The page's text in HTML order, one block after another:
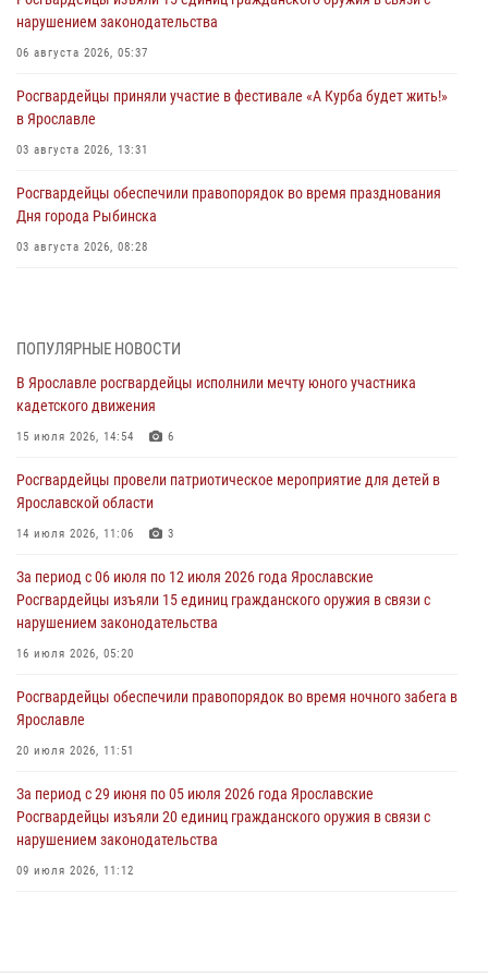
нарушением законодательства
06 августа 2026, 05:37
Росгвардейцы приняли участие в фестивале «А Курба будет жить!»
в Ярославле
03 августа 2026, 13:31
Росгвардейцы обеспечили правопорядок во время празднования
Дня города Рыбинска
03 августа 2026, 08:28
03 августа 2026, 07:24
Ярославские росгвардейцы за прошедшую неделю совершили
более 300 выездов по сигналам «тревога»
03 августа 2026, 07:09
Росгвардейцы оказали помощь беременной женщине во время
празднования Дня ВДВ в Ярославле
03 августа 2026, 06:20
За период с 20 июля по 26 июля 2026 года Ярославские
Росгвардейцы изъяли 41 единицу гражданского оружия в связи с
нарушением законодательства
30 июля 2026, 11:51
В региональном управлении Росгвардии состоялся молебен,
приуроченный к празднику Крещения Руси
28 июля 2026, 14:56
ПОПУЛЯРНЫЕ НОВОСТИ
В Ярославле росгвардейцы исполнили мечту юного участника
кадетского движения
15 июля 2026, 14:54 6
Росгвардейцы провели патриотическое мероприятие для детей в
Ярославской области
14 июля 2026, 11:06 3
За период с 06 июля по 12 июля 2026 года Ярославские
Росгвардейцы изъяли 15 единиц гражданского оружия в связи с
нарушением законодательства
16 июля 2026, 05:20
Росгвардейцы обеспечили правопорядок во время ночного забега в
Ярославле
20 июля 2026, 11:51
За период с 29 июня по 05 июля 2026 года Ярославские
Росгвардейцы изъяли 20 единиц гражданского оружия в связи с
нарушением законодательства
09 июля 2026, 11:12